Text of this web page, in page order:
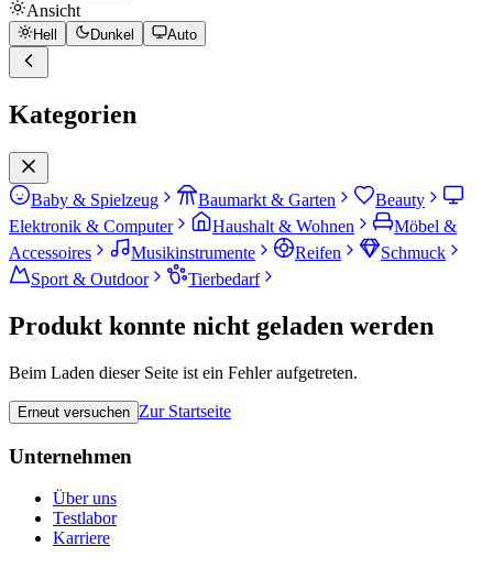
Ansicht
Hell Dunkel Auto
Kategorien
Baby & Spielzeug Baumarkt & Garten
Beauty
Elektronik & Computer
Haushalt & Wohnen
Möbel &
Accessoires
Musikinstrumente Reifen
Schmuck
Sport & Outdoor
Tierbedarf
Produkt konnte nicht geladen werden
Beim Laden dieser Seite ist ein Fehler aufgetreten.
Erneut versuchen Zur Startseite
Unternehmen
Über uns
Testlabor
Karriere